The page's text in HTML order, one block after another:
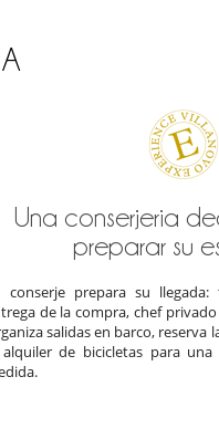
Una conserjeria
preparar su
conserje prepara su llegada:
de la compra, chef
salidas en barco, reserva
de bicicletas para